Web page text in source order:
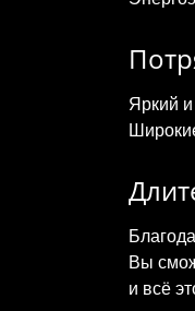
Яркий
Вы
и всё